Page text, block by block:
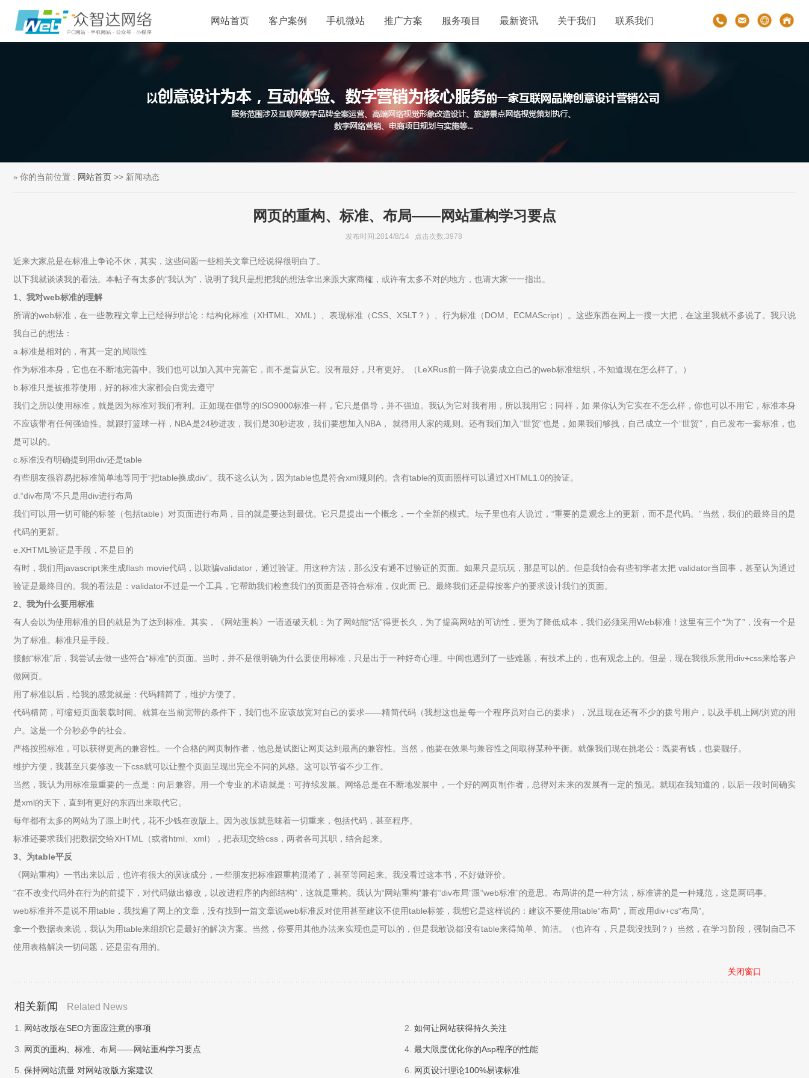
网站首页 客户案例 手机微站 推广方案 服务项目 最新资讯 关于我们 联系我们
你的当前位置 : 网站首页 >> 新闻动态
网页的重构、标准、布局——网站重构学习要点
发布时间:2014/8/14 点击次数:3978
近来大家总是在标准上争论不休，其实，这些问题一些相关文章已经说得很明白了。
以下我就谈谈我的看法。本帖子有太多的“我认为”，说明了我只是想把我的想法拿出来跟大家商榷，或许有太多不对的地方，也请大家一一指出。
1、我对web标准的理解
所谓的web标准，在一些教程文章上已经得到结论：结构化标准（XHTML、XML）、表现标准（CSS、XSLT？）、行为标准（DOM、ECMAScript）。这些东西在网上一搜一大把，在这里我就不多说了。我只说
我自己的想法：
a.标准是相对的，有其一定的局限性
作为标准本身，它也在不断地完善中。我们也可以加入其中完善它，而不是盲从它。没有最好，只有更好。（LeXRus前一阵子说要成立自己的web标准组织，不知道现在怎么样了。）
b.标准只是被推荐使用，好的标准大家都会自觉去遵守
我们之所以使用标准，就是因为标准对我们有利。正如现在倡导的ISO9000标准一样，它只是倡导，并不强迫。我认为它对我有用，所以我用它；同样，如 果你认为它实在不怎么样，你也可以不用它，标准本身
不应该带有任何强迫性。就跟打篮球一样，NBA是24秒进攻，我们是30秒进攻，我们要想加入NBA， 就得用人家的规则。还有我们加入“世贸”也是，如果我们够拽，自己成立一个“世贸”，自己发布一套标准，也
是可以的。
c.标准没有明确提到用div还是table
有些朋友很容易把标准简单地等同于“把table换成div”。我不这么认为，因为table也是符合xml规则的。含有table的页面照样可以通过XHTML1.0的验证。
d.“div布局”不只是用div进行布局
我们可以用一切可能的标签（包括table）对页面进行布局，目的就是要达到最优。它只是提出一个概念，一个全新的模式。坛子里也有人说过，“重要的是观念上的更新，而不是代码。”当然，我们的最终目的是
代码的更新。
e.XHTML验证是手段，不是目的
有时，我们用javascript来生成flash movie代码，以欺骗validator，通过验证。用这种方法，那么没有通不过验证的页面。如果只是玩玩，那是可以的。但是我怕会有些初学者太把 validator当回事，甚至认为通过
验证是最终目的。我的看法是：validator不过是一个工具，它帮助我们检查我们的页面是否符合标准，仅此而 已。最终我们还是得按客户的要求设计我们的页面。
2、我为什么要用标准
有人会以为使用标准的目的就是为了达到标准。其实，《网站重构》一语道破天机：为了网站能“活”得更长久，为了提高网站的可访性，更为了降低成本，我们必须采用Web标准！这里有三个“为了”，没有一个是
为了标准。标准只是手段。
接触“标准”后，我尝试去做一些符合“标准”的页面。当时，并不是很明确为什么要使用标准，只是出于一种好奇心理。中间也遇到了一些难题，有技术上的，也有观念上的。但是，现在我很乐意用div+css来给客户
做网页。
用了标准以后，给我的感觉就是：代码精简了，维护方便了。
代码精简，可缩短页面装载时间。就算在当前宽带的条件下，我们也不应该放宽对自己的要求——精简代码（我想这也是每一个程序员对自己的要求），况且现在还有不少的拨号用户，以及手机上网/浏览的用
户。这是一个分秒必争的社会。
严格按照标准，可以获得更高的兼容性。一个合格的网页制作者，他总是试图让网页达到最高的兼容性。当然，他要在效果与兼容性之间取得某种平衡。就像我们现在挑老公：既要有钱，也要靓仔。
维护方便，我甚至只要修改一下css就可以让整个页面呈现出完全不同的风格。这可以节省不少工作。
当然，我认为用标准最重要的一点是：向后兼容。用一个专业的术语就是：可持续发展。网络总是在不断地发展中，一个好的网页制作者，总得对未来的发展有一定的预见。就现在我知道的，以后一段时间确实
是xml的天下，直到有更好的东西出来取代它。
每年都有太多的网站为了跟上时代，花不少钱在改版上。因为改版就意味着一切重来，包括代码，甚至程序。
标准还要求我们把数据交给XHTML（或者html、xml），把表现交给css，两者各司其职，结合起来。
3、为table平反
《网站重构》一书出来以后，也许有很大的误读成分，一些朋友把标准跟重构混淆了，甚至等同起来。我没看过这本书，不好做评价。
“在不改变代码外在行为的前提下，对代码做出修改，以改进程序的内部结构”，这就是重构。我认为“网站重构”兼有“div布局”跟“web标准”的意思。布局讲的是一种方法，标准讲的是一种规范，这是两码事。
web标准并不是说不用table，我找遍了网上的文章，没有找到一篇文章说web标准反对使用甚至建议不使用table标签，我想它是这样说的：建议不要使用table“布局”，而改用div+cs“布局”。
拿一个数据表来说，我认为用table来组织它是最好的解决方案。当然，你要用其他办法来实现也是可以的，但是我敢说都没有table来得简单、简洁。（也许有，只是我没找到？）当然，在学习阶段，强制自己不
使用表格解决一切问题，还是蛮有用的。
关闭窗口
相关新闻 Related News
1. 网站改版在SEO方面应注意的事项 2. 如何让网站获得持久关注
3. 网页的重构、标准、布局——网站重构学习要点 4. 最大限度优化你的Asp程序的性能
5. 保持网站流量 对网站改版方案建议 6. 网页设计理论100%易读标准